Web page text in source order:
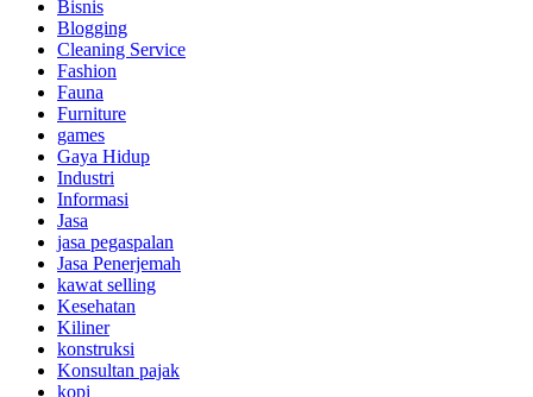
Bisnis
Blogging
Cleaning Service
Fashion
Fauna
Furniture
games
Gaya Hidup
Industri
Informasi
Jasa
jasa pegaspalan
Jasa Penerjemah
kawat selling
Kesehatan
Kiliner
konstruksi
Konsultan pajak
kopi